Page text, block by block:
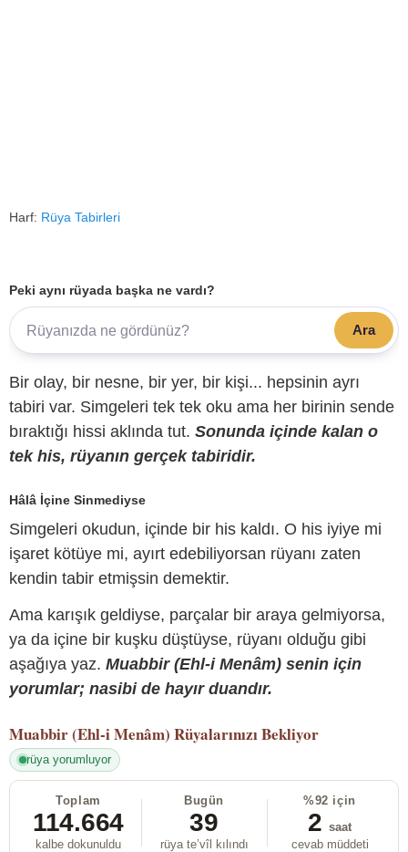
Harf: Rüya Tabirleri
Peki aynı rüyada başka ne vardı?
Ara
Bir olay, bir nesne, bir yer, bir kişi... hepsinin ayrı
tabiri var. Simgeleri tek tek oku ama her birinin sende
bıraktığı hissi aklında tut. Sonunda içinde kalan o
tek his, rüyanın gerçek tabiridir.
Hâlâ İçine Sinmediyse
Simgeleri okudun, içinde bir his kaldı. O his iyiye mi
işaret kötüye mi, ayırt edebiliyorsan rüyanı zaten
kendin tabir etmişsin demektir.
Ama karışık geldiyse, parçalar bir araya gelmiyorsa,
ya da içine bir kuşku düştüyse, rüyanı olduğu gibi
aşağıya yaz. Muabbir (Ehl-i Menâm) senin için
yorumlar; nasibi de hayır duandır.
Muabbir (Ehl-i Menâm) Rüyalarınızı Bekliyor
rüya yorumluyor
Toplam
114.664
kalbe dokunuldu
Bugün
39
rüya te’vîl kılındı
%92 için
2 saat
cevab müddeti